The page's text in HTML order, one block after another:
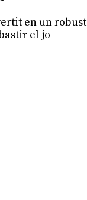
en un robust
el jo